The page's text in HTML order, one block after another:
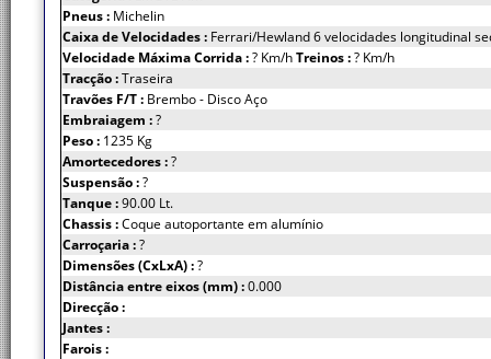
Pneus : Michelin
Caixa de Velocidades : Ferrari/Hewland 6 velocidades longitudinal
Velocidade Máxima Corrida :? Km/hTreinos :? Km/h
Tracção :Traseira
Travões F/T : Brembo - Disco Aço
Embraiagem :?
Peso : 1235 Kg
Amortecedores :?
Suspensão :?
Tanque :90.00 Lt.
Chassis :Coque autoportante em alumínio
Carroçaria :?
Dimensões (CxLxA) :?
Distância entre eixos (mm) :0.000
Direcção :
Jantes :
Farois :